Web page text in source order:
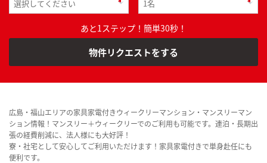
あと1ステップ！簡単30秒！
物件リクエストをする
広島・福山エリアの家具家電付きウィークリーマンション・マンスリーマン
ション情報！マンスリー＋ウィークリーでのご利用も可能です。連泊・長期出
張の経費削減に、法人様にも大好評！
寮・社宅として安心してご利用いただけます！家具家電付きで単身赴任にも
便利です。